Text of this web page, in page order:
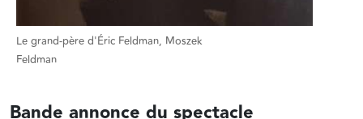
Le grand-père d'Éric Feldman, Moszek
Feldman
Bande annonce du spectacle